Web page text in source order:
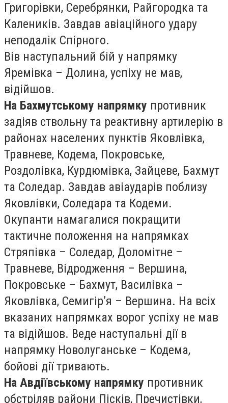
Григорівки, Серебрянки, Райгородка та
Калеників. Завдав авіаційного удару
неподалік Спірного.
Вів наступальний бій у напрямку
Яремівка – Долина, успіху не мав,
відійшов.
На Бахмутському напрямку противник
задіяв ствольну та реактивну артилерію в
районах населених пунктів Яковлівка,
Травневе, Кодема, Покровське,
Роздолівка, Курдюмівка, Зайцеве, Бахмут
та Соледар. Завдав авіаударів поблизу
Яковлівки, Соледара та Кодеми.
Окупанти намагалися покращити
тактичне положення на напрямках
Стряпівка – Соледар, Доломітне –
Травневе, Відродження – Вершина,
Покровське – Бахмут, Василівка –
Яковлівка, Семигірʼя – Вершина. На всіх
вказаних напрямках ворог успіху не мав
та відійшов. Веде наступальні дії в
напрямку Новолуганське – Кодема,
бойові дії тривають.
На Авдіївському напрямку противник
обстріляв райони Пісків, Пречистівки,